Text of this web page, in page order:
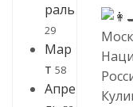
раль
29
Мар
т 58
Апре